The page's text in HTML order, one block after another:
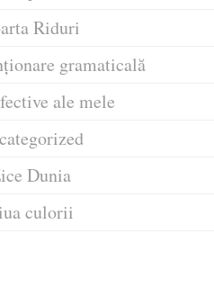
Riduri
gramaticală
ale mele
Dunia
culorii